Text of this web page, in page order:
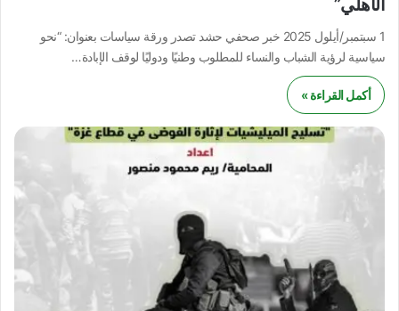
الأهلي”
1 سبتمبر/أيلول 2025 خبر صحفي حشد تصدر ورقة سياسات بعنوان: “نحو
سياسية لرؤية الشباب والنساء للمطلوب وطنيًا ودوليًا لوقف الإبادة…
أكمل القراءة »